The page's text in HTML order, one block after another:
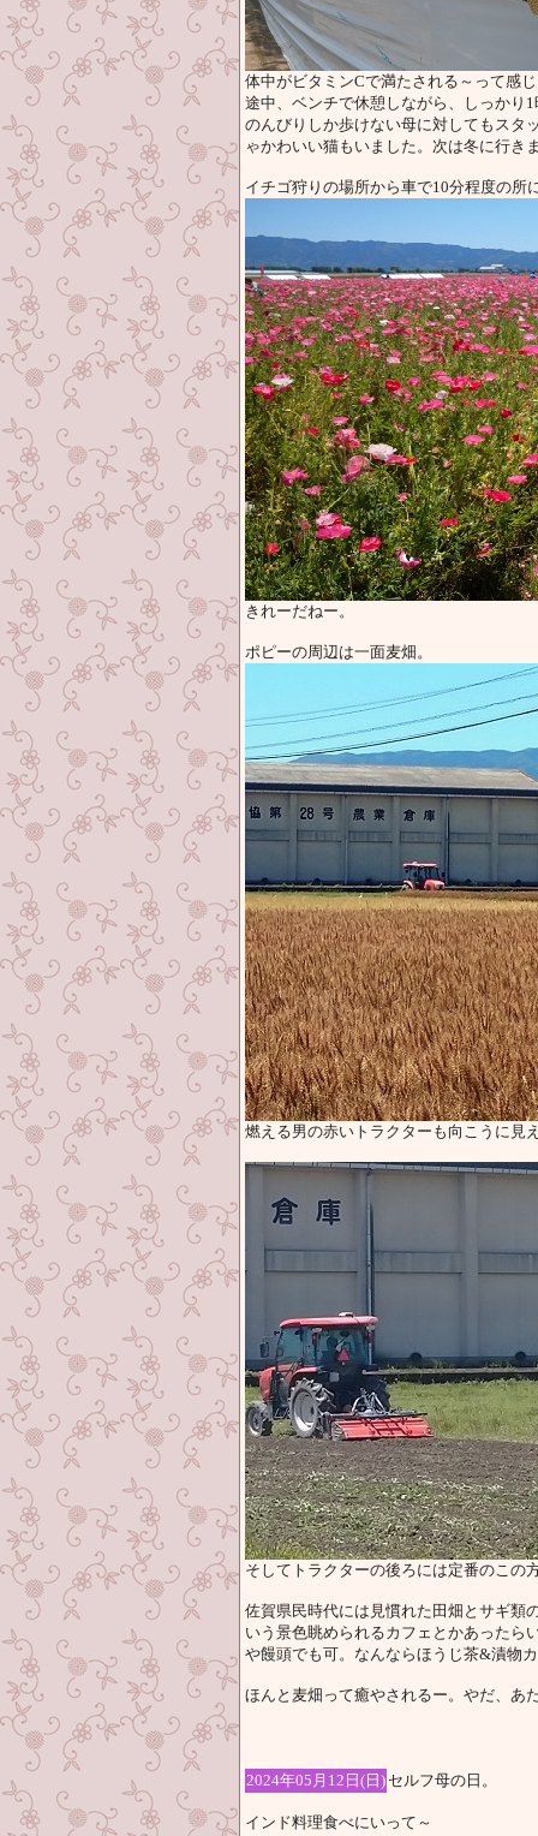
体中がビタミンCで満たされる～って感
途中、ベンチで休憩しながら、しっかり
のんびりしか歩けない母に対してもスタ
ゃかわいい猫もいました。次は冬に行き
イチゴ狩りの場所から車で10分程度の所
きれーだねー。
ポピーの周辺は一面麦畑。
燃える男の赤いトラクターも向こうに見
そしてトラクターの後ろには定番のこの
佐賀県民時代には見慣れた田畑とサギ類
いう景色眺められるカフェとかあったら
や饅頭でも可。なんならほうじ茶&漬物
ほんと麦畑って癒やされるー。やだ、あ
2024年05月12日(日) セルフ母の日。
インド料理食べにいって～